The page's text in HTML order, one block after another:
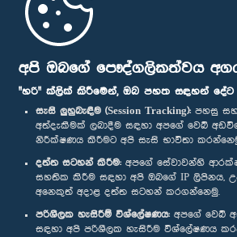
අපි ඔබගේ පෞද්ගලිකත්වය
"හරි" ක්ලික් කිරීමෙන්, ඔබ පහත සඳහන් දේට
සැසි ලුහුබැඳීම (Session Tracking): පහසු
අත්දැකීමක් ලබාදීම සඳහා අපගේ වෙබ්
නිරීක්ෂණය කිරීමට අපි සැසි භාවිතා
දත්ත සටහන් කිරීම: අපගේ සේවාවන්හි
සහතික කිරීම සඳහා අපි ඔබගේ IP ලිපිනය,
අනෙකුත් අදාළ දත්ත සටහන් කරගන්නෙමු.
පරිශීලක හැසිරීම් විශ්ලේෂණය: අපගේ වෙබ්
සඳහා අපි පරිශීලක හැසිරීම විශ්ලේෂණය
පාර්ලිමේන්තු ජංගම යෙදුම
අප හා සම්බන්ධ වී සිටින්න :
සම්මාන